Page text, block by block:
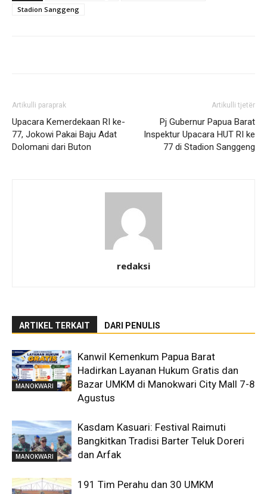
Stadion Sanggeng
Artikulli paraprak
Upacara Kemerdekaan RI ke-
77, Jokowi Pakai Baju Adat
Dolomani dari Buton
Artikulli tjetër
Pj Gubernur Papua Barat
Inspektur Upacara HUT RI ke
77 di Stadion Sanggeng
redaksi
ARTIKEL TERKAIT DARI PENULIS
MANOKWARI
Kanwil Kemenkum Papua Barat
Hadirkan Layanan Hukum Gratis dan
Bazar UMKM di Manokwari City Mall 7-8
Agustus
MANOKWARI
Kasdam Kasuari: Festival Raimuti
Bangkitkan Tradisi Barter Teluk Doreri
dan Arfak
191 Tim Perahu dan 30 UMKM